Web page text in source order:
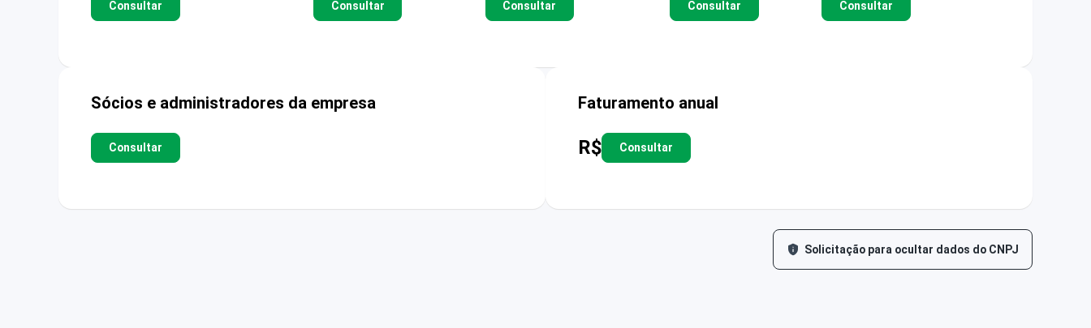
Consultar Consultar Consultar Consultar Consultar
Sócios e administradores da empresa
Consultar
Faturamento anual
R$ Consultar
Solicitação para ocultar dados do CNPJ